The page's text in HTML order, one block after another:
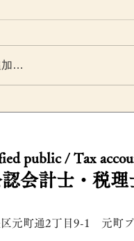
定期間」とは？
を税理士が解説
加…
public / Tax
会計士・税理
元町通2丁目9-1 元町